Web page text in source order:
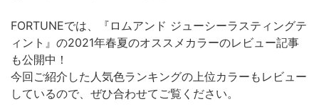
FORTUNEでは、『ロムアンド ジューシーラスティングテ
ィント』の2021年春夏のオススメカラーのレビュー記事
も公開中！
今回ご紹介した人気色ランキングの上位カラーもレビュー
しているので、ぜひ合わせてご覧ください。